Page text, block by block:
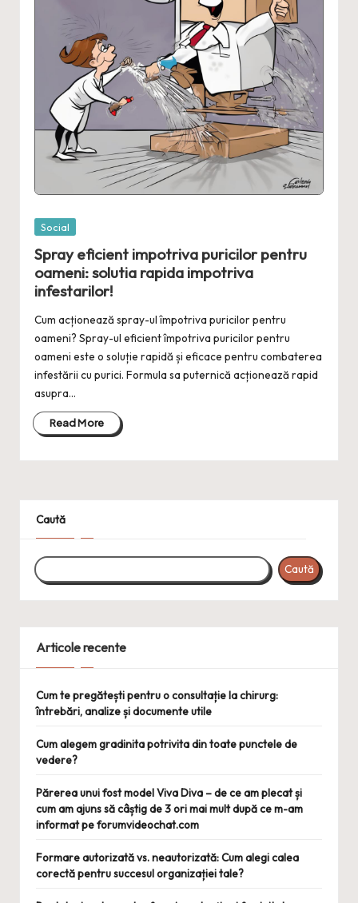
Posted
Social
Spray eficient impotriva puricilor pentru
oameni: solutia rapida impotriva
infestarilor!
Cum acționează spray-ul împotriva puricilor pentru
oameni? Spray-ul eficient împotriva puricilor pentru
oameni este o soluție rapidă și eficace pentru combaterea
infestării cu purici. Formula sa puternică acționează rapid
asupra…
Read More
Caută
Caută
Articole recente
Cum te pregătești pentru o consultație la chirurg:
întrebări, analize și documente utile
Cum alegem gradinita potrivita din toate punctele de
vedere?
Părerea unui fost model Viva Diva – de ce am plecat și
cum am ajuns să câștig de 3 ori mai mult după ce m-am
informat pe forumvideochat.com
Formare autorizată vs. neautorizată: Cum alegi calea
corectă pentru succesul organizației tale?